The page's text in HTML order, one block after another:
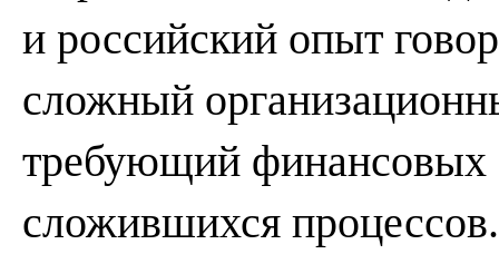
и российский опыт
сложный
требующий финансовых
сложившихся процессов.